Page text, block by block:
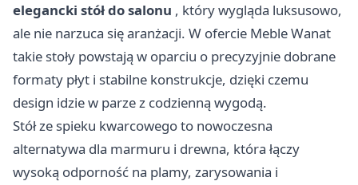
elegancki stół do salonu , który wygląda luksusowo,
ale nie narzuca się aranżacji. W ofercie Meble Wanat
takie stoły powstają w oparciu o precyzyjnie dobrane
formaty płyt i stabilne konstrukcje, dzięki czemu
design idzie w parze z codzienną wygodą.
Stół ze spieku kwarcowego to nowoczesna
alternatywa dla marmuru i drewna, która łączy
wysoką odporność na plamy, zarysowania i